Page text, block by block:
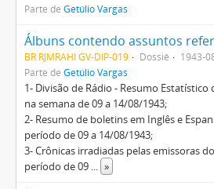
Parte de Getúlio Vargas
Álbuns contendo assuntos
BR RJMRAHI GV-DIP-019 Dossiê
1943-
Parte de Getúlio Vargas
1- Divisão de Rádio - Resumo
na semana de 09 a 14/08/1943;
2- Resumo de boletins em Inglês e
período de 09 a 14/08/1943;
3- Crônicas irradiadas pelas emissoras
período de 09 ... »